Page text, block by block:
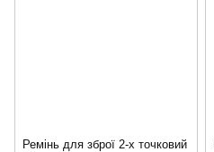
Ремінь для зброї 2-х точковий